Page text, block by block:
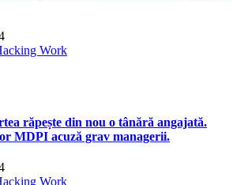
Work
răpește din nou o tânără angajată.
MDPI acuză grav managerii.
Work